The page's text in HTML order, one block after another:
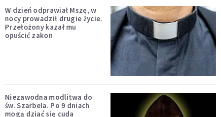
W dzień odprawiał Mszę, w
nocy prowadził drugie życie.
Przełożony kazał mu
opuścić zakon
Niezawodna modlitwa do
św. Szarbela. Po 9 dniach
mogą dziać się cuda